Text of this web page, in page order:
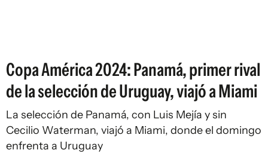
Copa América 2024: Panamá, primer rival
de la selección de Uruguay, viajó a Miami
La selección de Panamá, con Luis Mejía y sin
Cecilio Waterman, viajó a Miami, donde el domingo
enfrenta a Uruguay